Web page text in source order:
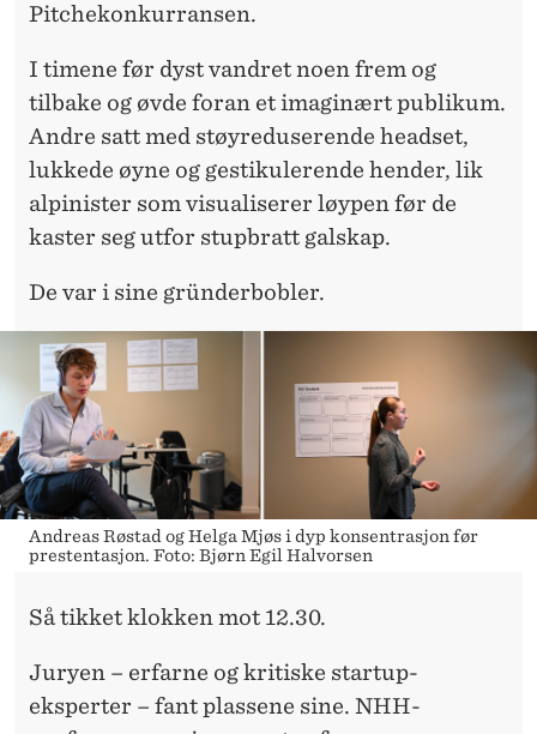
Pitchekonkurransen.
I timene før dyst vandret noen frem og
tilbake og øvde foran et imaginært publikum.
Andre satt med støyreduserende headset,
lukkede øyne og gestikulerende hender, lik
alpinister som visualiserer løypen før de
kaster seg utfor stupbratt galskap.
De var i sine gründerbobler.
Andreas Røstad og Helga Mjøs i dyp konsentrasjon før
prestentasjon. Foto: Bjørn Egil Halvorsen
Så tikket klokken mot 12.30.
Juryen – erfarne og kritiske startup-
eksperter – fant plassene sine. NHH-